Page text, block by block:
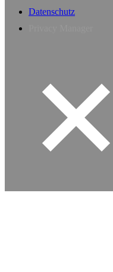
Datenschutz